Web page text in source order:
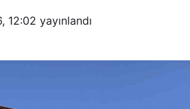
12:02 yayınlandı